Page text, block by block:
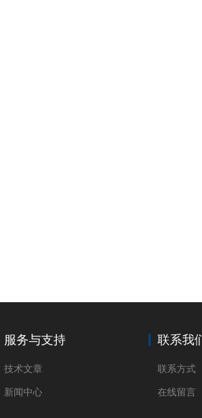
服务与支持
技术文章
新闻中心
联系我
联系方式
在线留言